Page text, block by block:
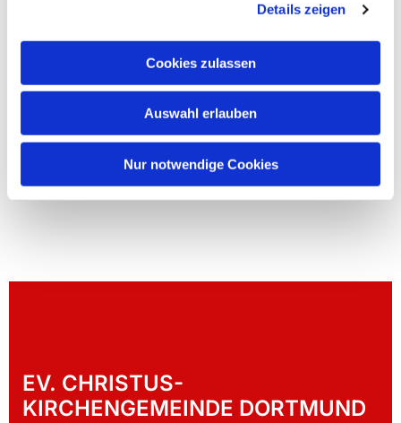
Details zeigen
Cookies zulassen
Auswahl erlauben
Nur notwendige Cookies
EV. CHRISTUS-
KIRCHENGEMEINDE DORTMUND